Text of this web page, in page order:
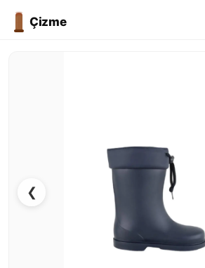
Çizme
❮